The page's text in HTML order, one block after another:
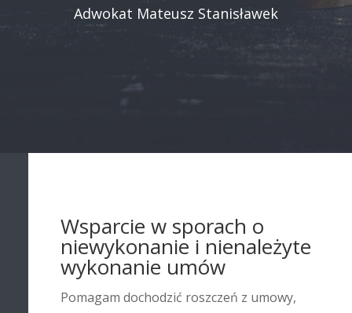
Adwokat Mateusz Stanisławek
Wsparcie w sporach o
niewykonanie i nienależyte
wykonanie umów
Pomagam dochodzić roszczeń z umowy,